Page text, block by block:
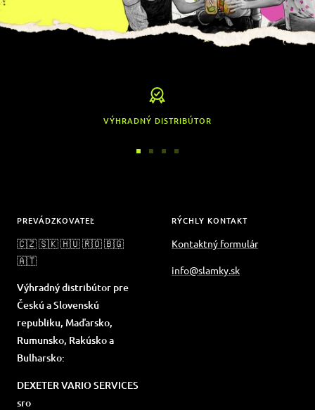
VÝHRADNÝ DISTRIBÚTOR
PREVÁDZKOVATEĽ
🇨🇿 🇸🇰 🇭🇺 🇷🇴 🇧🇬
🇦🇹
Výhradný distribútor pre
Českú a Slovenskú
republiku, Maďarsko,
Rumunsko, Rakúsko a
Bulharsko:
DEXETER VARIO SERVICES
sro
RÝCHLY KONTAKT
Kontaktný formulár
info@slamky.sk